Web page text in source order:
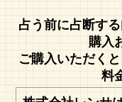
占う前に占断す
購入
ご購入いただく
料